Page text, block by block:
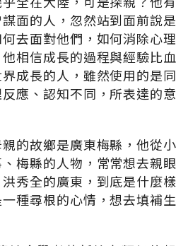
面的人，忽然站到面前說是
去面對他們，如何消除心理
相信成長的過程與經驗比血
成長的人，雖然使用的是同
應、認知不同，所表達的意
的故鄉是廣東梅縣，他從小
梅縣的人物，常常想去親眼
秀全的廣東，到底是什麼樣
種尋根的心情，想去填補生